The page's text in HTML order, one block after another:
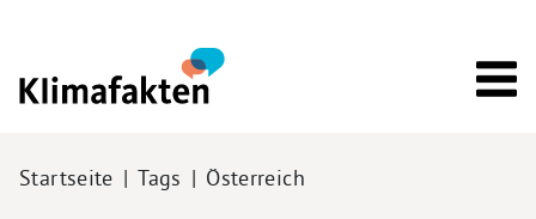
Pfadnavigation
Startseite Tags Österreich